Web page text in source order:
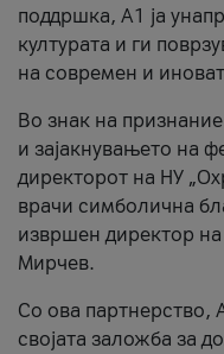
поддршка, A1 ја
културата и ги
на современ и
Во знак на
и зајакнувањето на
директорот на НУ
врачи симболична
извршен директор
Мирчев.
Со ова партнерство,
својата заложба за